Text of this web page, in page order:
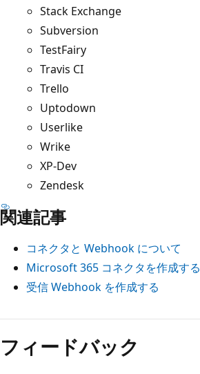
Stack Exchange
Subversion
TestFairy
Travis CI
Trello
Uptodown
Userlike
Wrike
XP-Dev
Zendesk
関連記事
コネクタと Webhook について
Microsoft 365 コネクタを作成する
受信 Webhook を作成する
フィードバック